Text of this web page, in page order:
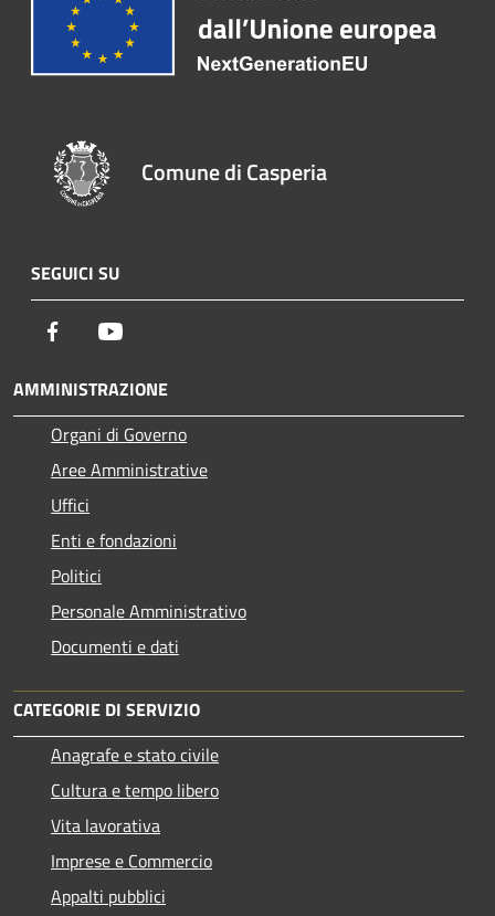
Comune di Casperia
SEGUICI SU
Facebook
AMMINISTRAZIONE
Organi di Governo
Aree Amministrative
Uffici
Enti e fondazioni
Politici
Personale Amministrativo
Documenti e dati
CATEGORIE DI SERVIZIO
Anagrafe e stato civile
Cultura e tempo libero
Vita lavorativa
Imprese e Commercio
Appalti pubblici